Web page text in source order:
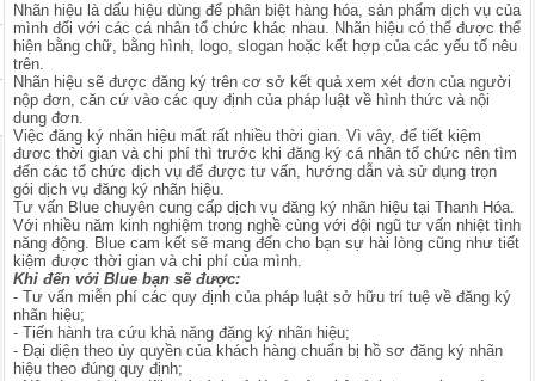
Nhãn hiệu là dấu hiệu dùng để phân biệt hàng hóa, sản phẩm dịch vụ của
mình đối với các cá nhân tổ chức khác nhau. Nhãn hiệu có thể được thể
hiện bằng chữ, bằng hình, logo, slogan hoặc kết hợp của các yếu tố nêu
trên.
Nhãn hiệu sẽ được đăng ký trên cơ sở kết quả xem xét đơn của người
nộp đơn, căn cứ vào các quy định của pháp luật về hình thức và nội
dung đơn.
Việc đăng ký nhãn hiệu mất rất nhiều thời gian. Vì vây, để tiết kiệm
đươc thời gian và chi phí thì trước khi đăng ký cá nhân tổ chức nên tìm
đến các tổ chức dịch vụ để được tư vấn, hướng dẫn và sử dụng trọn
gói dịch vụ đăng ký nhãn hiệu.
Tư vấn Blue chuyên cung cấp dịch vụ đăng ký nhãn hiệu tại Thanh Hóa.
Với nhiều năm kinh nghiệm trong nghề cùng với đội ngũ tư vấn nhiệt tình
năng động. Blue cam kết sẽ mang đến cho bạn sự hài lòng cũng như tiết
kiệm được thời gian và chi phí của mình.
Khi đến với Blue bạn sẽ được:
- Tư vấn miễn phí các quy định của pháp luật sở hữu trí tuệ về đăng ký
nhãn hiệu;
- Tiến hành tra cứu khả năng đăng ký nhãn hiệu;
- Đại diện theo ủy quyền của khách hàng chuẩn bị hồ sơ đăng ký nhãn
hiệu theo đúng quy định;